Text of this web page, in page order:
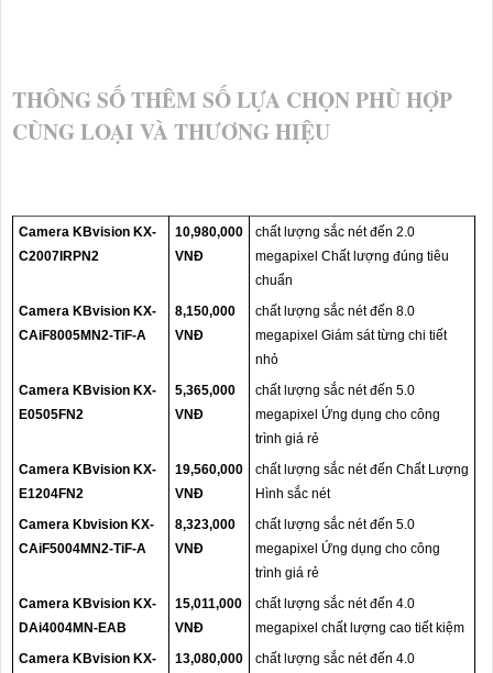
THÔNG SỐ THÊM SỐ LỰA CHỌN PHÙ HỢP
CÙNG LOẠI VÀ THƯƠNG HIỆU
Camera KBvision KX-
C2007IRPN2
10,980,000
VNĐ
chất lượng sắc nét đến 2.0
megapixel Chất lượng đúng tiêu
chuẩn
Camera KBvision KX-
CAiF8005MN2-TiF-A
8,150,000
VNĐ
chất lượng sắc nét đến 8.0
megapixel Giám sát từng chi tiết
nhỏ
Camera KBvision KX-
E0505FN2
5,365,000
VNĐ
chất lượng sắc nét đến 5.0
megapixel Ứng dụng cho công
trình giá rẻ
Camera KBvision KX-
E1204FN2
19,560,000
VNĐ
chất lượng sắc nét đến Chất Lượng
Hình sắc nét
Camera Kbvision KX-
CAiF5004MN2-TiF-A
8,323,000
VNĐ
chất lượng sắc nét đến 5.0
megapixel Ứng dụng cho công
trình giá rẻ
Camera KBvision KX-
DAi4004MN-EAB
15,011,000
VNĐ
chất lượng sắc nét đến 4.0
megapixel chất lượng cao tiết kiệm
Camera KBvision KX-
13,080,000
chất lượng sắc nét đến 4.0